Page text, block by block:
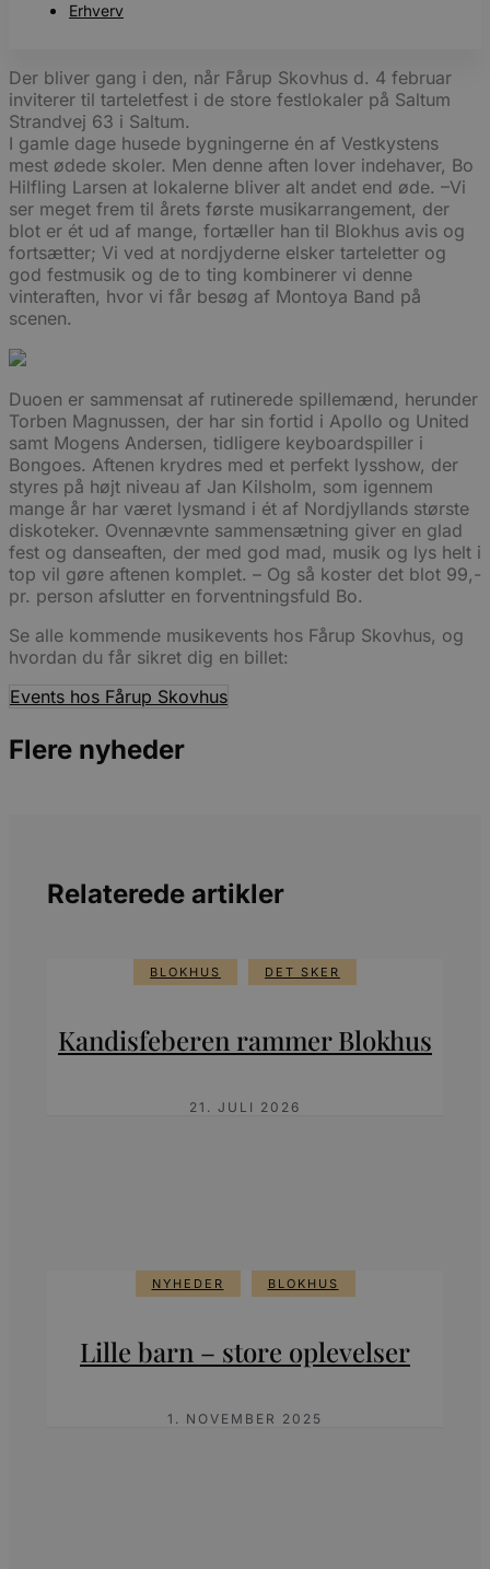
Erhverv
Der bliver gang i den, når Fårup Skovhus d. 4 februar
inviterer til tarteletfest i de store festlokaler på Saltum
Strandvej 63 i Saltum.
I gamle dage husede bygningerne én af Vestkystens
mest ødede skoler. Men denne aften lover indehaver, Bo
Hilfling Larsen at lokalerne bliver alt andet end øde. –Vi
ser meget frem til årets første musikarrangement, der
blot er ét ud af mange, fortæller han til Blokhus avis og
fortsætter; Vi ved at nordjyderne elsker tarteletter og
god festmusik og de to ting kombinerer vi denne
vinteraften, hvor vi får besøg af Montoya Band på
scenen.
Duoen er sammensat af rutinerede spillemænd, herunder
Torben Magnussen, der har sin fortid i Apollo og United
samt Mogens Andersen, tidligere keyboardspiller i
Bongoes. Aftenen krydres med et perfekt lysshow, der
styres på højt niveau af Jan Kilsholm, som igennem
mange år har været lysmand i ét af Nordjyllands største
diskoteker. Ovennævnte sammensætning giver en glad
fest og danseaften, der med god mad, musik og lys helt i
top vil gøre aftenen komplet. – Og så koster det blot 99,-
pr. person afslutter en forventningsfuld Bo.
Se alle kommende musikevents hos Fårup Skovhus, og
hvordan du får sikret dig en billet:
Events hos Fårup Skovhus
Flere nyheder
Relaterede artikler
BLOKHUS DET SKER
Kandisfeberen rammer Blokhus
21. JULI 2026
NYHEDER BLOKHUS
Lille barn – store oplevelser
1. NOVEMBER 2025